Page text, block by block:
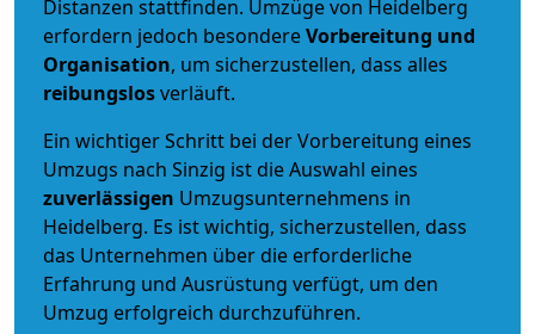
Distanzen stattfinden. Umzüge von Heidelberg
erfordern jedoch besondereVorbereitung und
Organisation, um sicherzustellen, dass alles
reibungslosverläuft.
Ein wichtiger Schritt bei der Vorbereitung eines
Umzugs nach Sinzig ist die Auswahl eines
zuverlässigen Umzugsunternehmens in
Heidelberg. Es ist wichtig, sicherzustellen, dass
das Unternehmen über die erforderliche
Erfahrung und Ausrüstung verfügt, um den
Umzug erfolgreich durchzuführen.